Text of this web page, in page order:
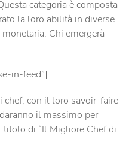
categoria è composta
la loro abilità in diverse
Chi emergerà
in-feed”]
chef, con il loro savoir-faire
il massimo per
di “Il Migliore Chef di